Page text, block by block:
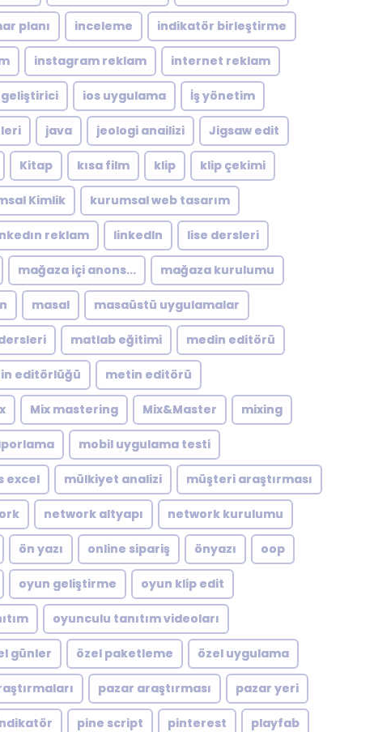
planı inceleme indikatör birleştirme
instagram reklam internet reklam
geliştirici ios uygulama İş yönetim
java jeologi anailizi Jigsaw edit
Kitap kısa film klip klip çekimi
Kimlik kurumsal web tasarım
reklam linkedln lise dersleri
mağaza içi anons... mağaza kurulumu
masal masaüstü uygulamalar
matlab eğitimi medin editörü
editörlüğü metin editörü
Mix mastering Mix&Master mixing
mobil uygulama testi
excel mülkiyet analizi müşteri araştırması
network altyapı network kurulumu
ön yazı online sipariş önyazı oop
oyun geliştirme oyun klip edit
oyunculu tanıtım videoları
günler özel paketleme özel uygulama
pazar araştırması pazar yeri
pine script pinterest playfab